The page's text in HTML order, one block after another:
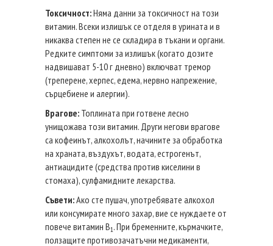
Токсичност:Няма данни за токсичност на този
витамин. Всеки излишък се отделя в урината и в
никаква степен не се складира в тъкани и органи.
Редките симптоми за излишък (когато дозите
надвишават 5-10 г дневно) включват тремор
(треперене, херпес, едема, нервно напрежение,
сърцебиене и алергии).
Врагове: Топлината при готвене лесно
унищожава този витамин. Други негови врагове
са кофеинът, алкохолът, начините за обработка
на храната, въздухът, водата, естрогенът,
антиацидите (средства против киселини в
стомаха), сулфамидните лекарства.
Съвети:Ако сте пушач, употребявате алкохол
или консумирате много захар, вие се нуждаете от
повече витамин В1 . При бременните, кърмачките,
ползащите противозачатъчни медикаменти,